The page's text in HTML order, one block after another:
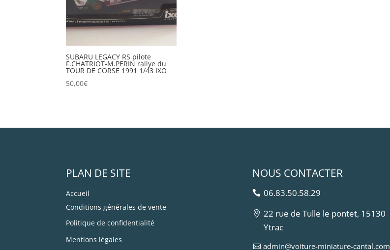
SUBARU LEGACY RS pilote
F.CHATRIOT-M.PERIN rallye du
TOUR DE CORSE 1991 1/43 IXO
50,00€
PLAN DE SITE
Accueil
Conditions générales de vente
Politique de confidentialité
Mentions légales
NOUS CONTACTER
06.83.50.58.29
22 rue de Tulle le pontet, 15130
Ytrac
admin@voiture-miniature-cantal.com